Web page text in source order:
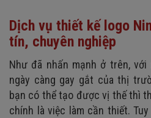
Dịch vụ thiết kế logo
tín, chuyên nghiệp
Như đã nhấn mạnh ở trên,
ngày càng gay gắt của thị
bạn có thể tạo được vị thế thì
chính là việc làm cần thiết.